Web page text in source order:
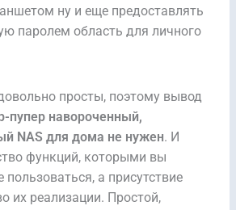
ну и еще предоставлять
паролем область для личного
просты, поэтому вывод
пупер навороченный,
NAS для дома не нужен. И
функций, которыми вы
пользоваться, а присутствие
их реализации. Простой,